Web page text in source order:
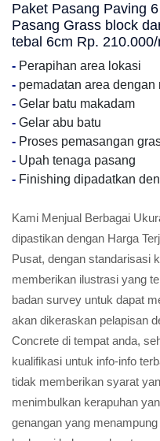
Paket Pasang Paving 6
Pasang Grass block
tebal 6cm Rp.
- Perapihan area lokasi
- pemadatan area dengan
- Gelar batu makadam
- Gelar abu batu
- Proses pemasangan
- Upah tenaga pasang
- Finishing dipadatkan
Kami Menjual Berbagai
dipastikan dengan Harga
Pusat, dengan standarisasi
memberikan ilustrasi yang
badan survey untuk dapat
akan dikeraskan pelapisan
Concrete di tempat anda,
kualifikasi untuk info-info
tidak memberikan syarat
menimbulkan kerapuhan
genangan yang